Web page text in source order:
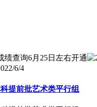
6/4
提前批艺术类平行组